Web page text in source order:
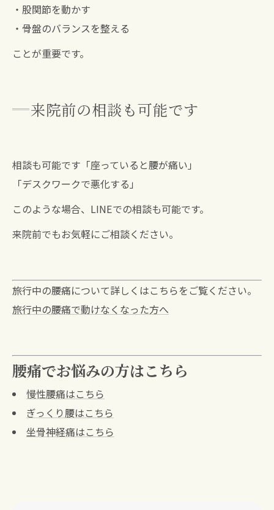
・股関節を動かす
・骨盤のバランスを整える
ことが重要です。
来院前の相談も可能です
相談も可能です「座っていると腰が痛い」
「デスクワークで悪化する」
このような場合、LINEでの相談も可能です。
来院前でもお気軽にご相談ください。
旅行中の腰痛について詳しくはこちらをご覧ください。
旅行中の腰痛で動けなくなった方へ
腰痛でお悩みの方はこちら
慢性腰痛はこちら
ぎっくり腰はこちら
坐骨神経痛はこちら